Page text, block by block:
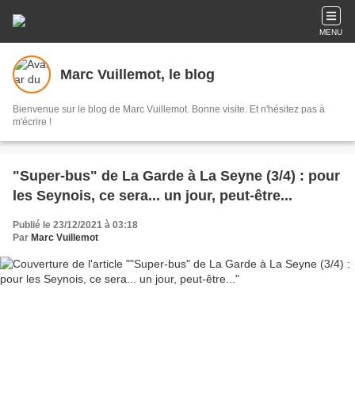
MENU
Marc Vuillemot, le blog
Bienvenue sur le blog de Marc Vuillemot. Bonne visite. Et n'hésitez pas à
m'écrire !
"Super-bus" de La Garde à La Seyne (3/4) : pour
les Seynois, ce sera... un jour, peut-être...
Publié le 23/12/2021 à 03:18
Par Marc Vuillemot